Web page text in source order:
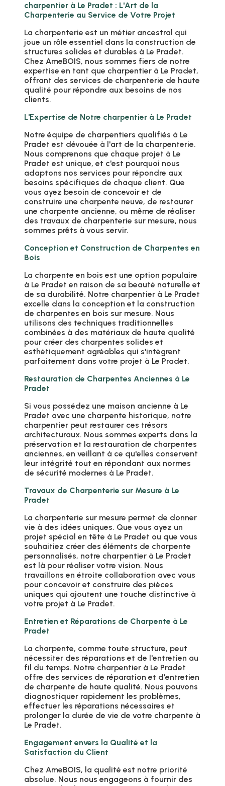
charpentier à Le Pradet : L'Art de la
Charpenterie au Service de Votre Projet
La charpenterie est un métier ancestral qui
joue un rôle essentiel dans la construction de
structures solides et durables à Le Pradet.
Chez AmeBOIS, nous sommes fiers de notre
expertise en tant que charpentier à Le Pradet,
offrant des services de charpenterie de haute
qualité pour répondre aux besoins de nos
clients.
L'Expertise de Notre charpentier à Le Pradet
Notre équipe de charpentiers qualifiés à Le
Pradet est dévouée à l'art de la charpenterie.
Nous comprenons que chaque projet à Le
Pradet est unique, et c'est pourquoi nous
adaptons nos services pour répondre aux
besoins spécifiques de chaque client. Que
vous ayez besoin de concevoir et de
construire une charpente neuve, de restaurer
une charpente ancienne, ou même de réaliser
des travaux de charpenterie sur mesure, nous
sommes prêts à vous servir.
Conception et Construction de Charpentes en
Bois
La charpente en bois est une option populaire
à Le Pradet en raison de sa beauté naturelle et
de sa durabilité. Notre charpentier à Le Pradet
excelle dans la conception et la construction
de charpentes en bois sur mesure. Nous
utilisons des techniques traditionnelles
combinées à des matériaux de haute qualité
pour créer des charpentes solides et
esthétiquement agréables qui s'intègrent
parfaitement dans votre projet à Le Pradet.
Restauration de Charpentes Anciennes à Le
Pradet
Si vous possédez une maison ancienne à Le
Pradet avec une charpente historique, notre
charpentier peut restaurer ces trésors
architecturaux. Nous sommes experts dans la
préservation et la restauration de charpentes
anciennes, en veillant à ce qu'elles conservent
leur intégrité tout en répondant aux normes
de sécurité modernes à Le Pradet.
Travaux de Charpenterie sur Mesure à Le
Pradet
La charpenterie sur mesure permet de donner
vie à des idées uniques. Que vous ayez un
projet spécial en tête à Le Pradet ou que vous
souhaitiez créer des éléments de charpente
personnalisés, notre charpentier à Le Pradet
est là pour réaliser votre vision. Nous
travaillons en étroite collaboration avec vous
pour concevoir et construire des pièces
uniques qui ajoutent une touche distinctive à
votre projet à Le Pradet.
Entretien et Réparations de Charpente à Le
Pradet
La charpente, comme toute structure, peut
nécessiter des réparations et de l'entretien au
fil du temps. Notre charpentier à Le Pradet
offre des services de réparation et d'entretien
de charpente de haute qualité. Nous pouvons
diagnostiquer rapidement les problèmes,
effectuer les réparations nécessaires et
prolonger la durée de vie de votre charpente à
Le Pradet.
Engagement envers la Qualité et la
Satisfaction du Client
Chez AmeBOIS, la qualité est notre priorité
absolue. Nous nous engageons à fournir des